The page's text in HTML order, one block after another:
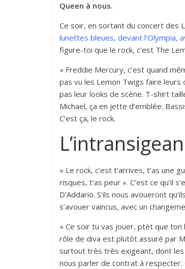
Queen à nous.
Ce soir, en sortant du concert des
lunettes bleues, devant l’Olympia,
figure-toi que le rock, c’est The
« Freddie Mercury, c’est quand
pas vu les Lemon Twigs faire leurs
pas leur looks de scène. T-shirt
Michael, ça en jette d’emblée.
C’est ça, le rock.
« Le rock, c’est t’arrives, t’as une
risques, t’as peur ». C’est ce qu’il
D’Addario. S’ils nous avoueront
s’avouer vaincus, avec un
« Ce soir tu vas jouer, ptèt que ton
rôle de diva est plutôt assuré par
surtout très très exigeant, dont
nous parler de contrat à respecter.